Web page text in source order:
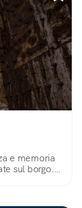
e memoria
sul borgo.